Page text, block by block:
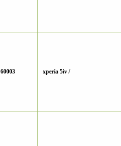
60003 xperia 5iv /